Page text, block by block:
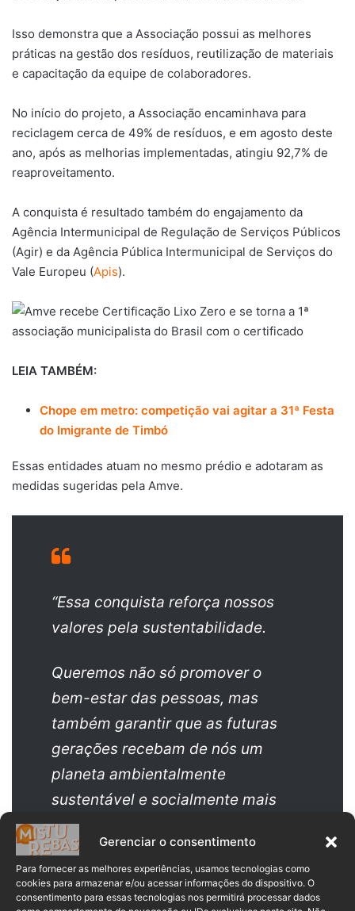
Gerenciar o consentimento
Para fornecer as melhores experiências, usamos tecnologias como
cookies para armazenar e/ou acessar informações do dispositivo. O
consentimento para essas tecnologias nos permitirá processar dados
Isso demonstra que a Associação possui as melhores
práticas na gestão dos resíduos, reutilização de materiais
e capacitação da equipe de colaboradores.
No início do projeto, a Associação encaminhava para
reciclagem cerca de 49% de resíduos, e em agosto deste
ano, após as melhorias implementadas, atingiu 92,7% de
reaproveitamento.
A conquista é resultado também do engajamento da
Agência Intermunicipal de Regulação de Serviços Públicos
(Agir) e da Agência Pública Intermunicipal de Serviços do
Vale Europeu (Apis).
LEIA TAMBÉM:
Chope em metro: competição vai agitar a 31ª Festa
do Imigrante de Timbó
Essas entidades atuam no mesmo prédio e adotaram as
medidas sugeridas pela Amve.
“Essa conquista reforça nossos
valores pela sustentabilidade.
Queremos não só promover o
bem-estar das pessoas, mas
também garantir que as futuras
gerações recebam de nós um
planeta ambientalmente
sustentável e socialmente mais
justo.
Estamos orgulhosos de sermos
pioneiros no municipalismo a